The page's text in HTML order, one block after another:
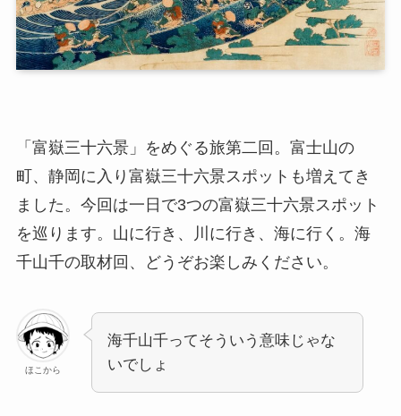
「富嶽三十六景」をめぐる旅第二回。富士山の
町、静岡に入り富嶽三十六景スポットも増えてき
ました。今回は一日で3つの富嶽三十六景スポット
を巡ります。山に行き、川に行き、海に行く。海
千山千の取材回、どうぞお楽しみください。
ほこから
海千山千ってそういう意味じゃな
いでしょ